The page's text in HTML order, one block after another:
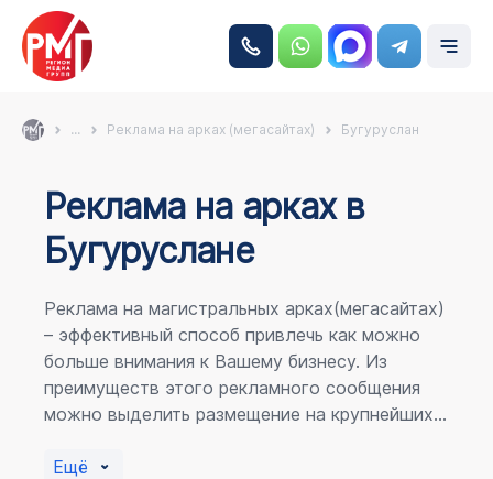
... Реклама на арках (мегасайтах) Бугуруслан
Реклама на аркаx в
Бугуруслане
Реклама на магистральных арках(мегасайтах)
– эффективный способ привлечь как можно
больше внимания к Вашему бизнесу. Из
преимуществ этого рекламного сообщения
можно выделить размещение на крупнейших
пешеходному потоку расположение в прямой
Ещё